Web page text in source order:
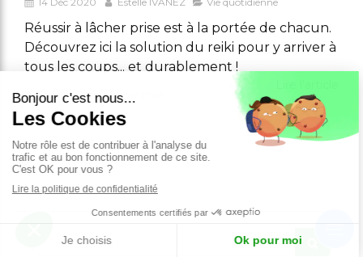
Réussir à lâcher prise est à la portée de chacun.
Découvrez ici la solution du reiki pour y arriver à
tous les coups... et durablement !
Savoir réussir à lâcher prise
1 article
Rechercher